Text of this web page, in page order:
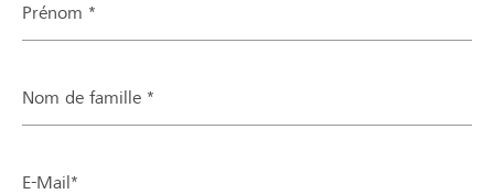
Prénom *
Nom de famille *
E-Mail*